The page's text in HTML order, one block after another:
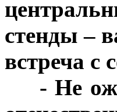
стенды –
встреча с
- Не